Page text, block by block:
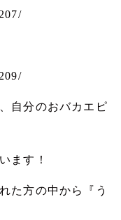
自分のおバカエピ
ます！
た方の中から『う